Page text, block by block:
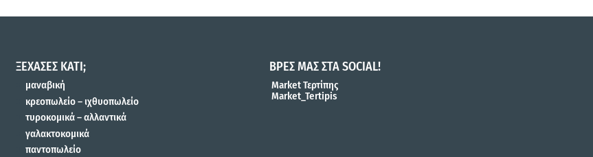
ΞΕΧΑΣΕΣ ΚΑΤΙ;
μαναβική
κρεοπωλείο – ιχθυοπωλείο
τυροκομικά – αλλαντικά
γαλακτοκομικά
παντοπωλείο
ΒΡΕΣ ΜΑΣ ΣΤΑ SOCIAL!
Market Τερτίπης
Market_Tertipis